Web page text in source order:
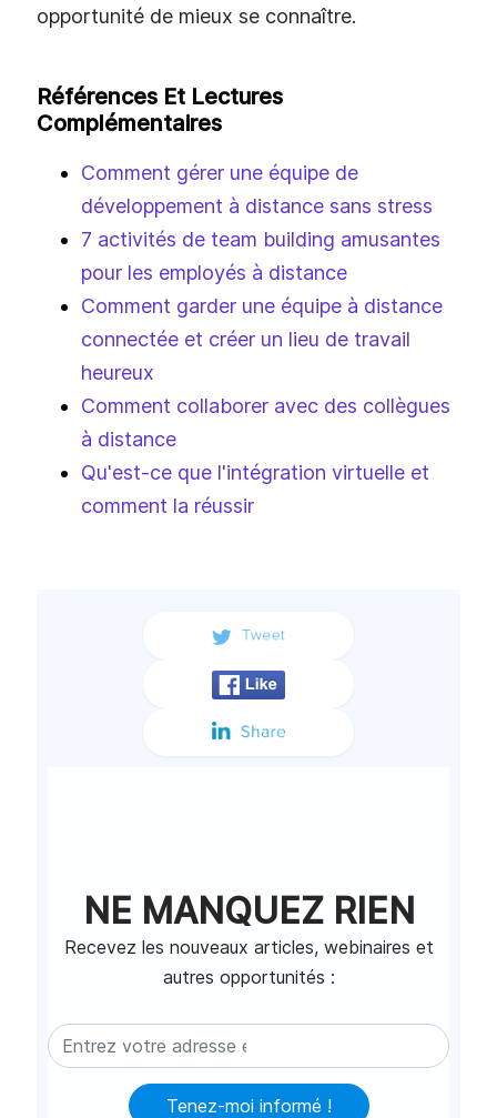
opportunité de mieux se connaître.
Références Et Lectures
Complémentaires
Comment gérer une équipe de
développement à distance sans stress
7 activités de team building amusantes
pour les employés à distance
Comment garder une équipe à distance
connectée et créer un lieu de travail
heureux
Comment collaborer avec des collègues
à distance
Qu'est-ce que l'intégration virtuelle et
comment la réussir
NE MANQUEZ RIEN
Recevez les nouveaux articles, webinaires et
autres opportunités :
Tenez-moi informé !